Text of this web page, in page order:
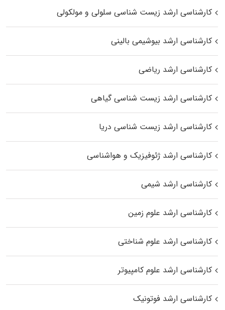
کارشناسی ارشد زیست شناسی سلولی و مولکولی
کارشناسی ارشد بیوشیمی بالینی
کارشناسی ارشد ریاضی
کارشناسی ارشد زیست‌ شناسی گیاهی
کارشناسی ارشد زیست‌ شناسی دریا
کارشناسی ارشد ژئوفیزیک و هواشناسی
کارشناسی ارشد شیمی
کارشناسی ارشد علوم زمین
کارشناسی ارشد علوم شناختی
کارشناسی ارشد علوم کامپیوتر
کارشناسی ارشد فوتونیک